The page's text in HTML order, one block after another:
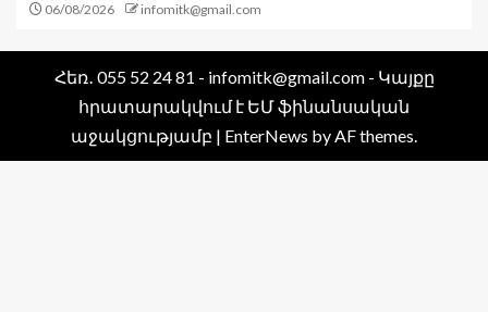
06/08/2026 infomitk@gmail.com
Հեռ․ 055 52 24 81 - infomitk@gmail.com - Կայքը
հրատարակվում է ԵՄ ֆինանսական
աջակցությամբ | EnterNews by AF themes.